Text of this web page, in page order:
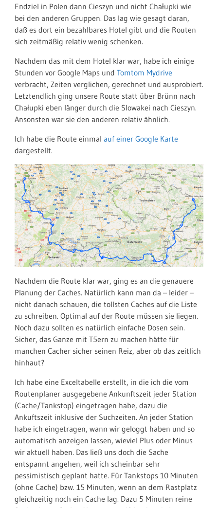
Endziel in Polen dann Cieszyn und nicht Chałupki wie
bei den anderen Gruppen. Das lag wie gesagt daran,
daß es dort ein bezahlbares Hotel gibt und die Routen
sich zeitmäßig relativ wenig schenken.
Nachdem das mit dem Hotel klar war, habe ich einige
Stunden vor Google Maps und Tomtom Mydrive
verbracht, Zeiten verglichen, gerechnet und ausprobiert.
Letztendlich ging unsere Route statt über Brünn nach
Chałupki eben länger durch die Slowakei nach Cieszyn.
Ansonsten war sie den anderen relativ ähnlich.
Ich habe die Route einmal auf einer Google Karte
dargestellt.
Nachdem die Route klar war, ging es an die genauere
Planung der Caches. Natürlich kann man da – leider –
nicht danach schauen, die tollsten Caches auf die Liste
zu schreiben. Optimal auf der Route müssen sie liegen.
Noch dazu sollten es natürlich einfache Dosen sein.
Sicher, das Ganze mit T5ern zu machen hätte für
manchen Cacher sicher seinen Reiz, aber ob das zeitlich
hinhaut?
Ich habe eine Exceltabelle erstellt, in die ich die vom
Routenplaner ausgegebene Ankunftszeit jeder Station
(Cache/Tankstop) eingetragen habe, dazu die
Ankuftszeit inklusive der Suchzeiten. An jeder Station
habe ich eingetragen, wann wir geloggt haben und so
automatisch anzeigen lassen, wieviel Plus oder Minus
wir aktuell haben. Das ließ uns doch die Sache
entspannt angehen, weil ich scheinbar sehr
pessimistisch geplant hatte. Für Tankstops 10 Minuten
(ohne Cache) bzw. 15 Minuten, wenn an dem Rastplatz
gleichzeitig noch ein Cache lag. Dazu 5 Minuten reine